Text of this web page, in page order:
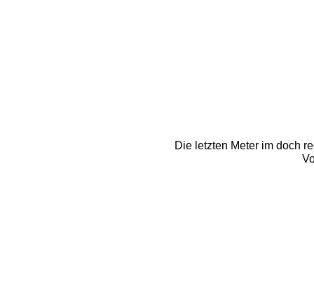
Die letzten Meter im doch